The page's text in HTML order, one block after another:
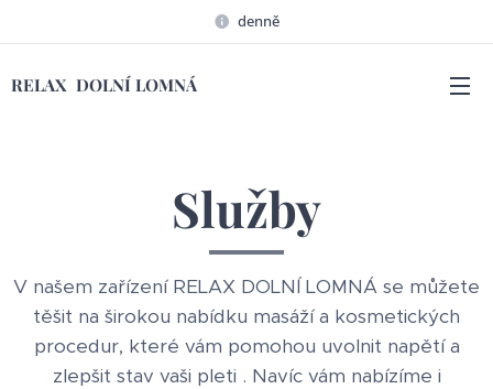
denně
RELAX DOLNÍ LOMNÁ
Služby
V našem zařízení RELAX DOLNÍ LOMNÁ se můžete
těšit na širokou nabídku masáží a kosmetických
procedur, které vám pomohou uvolnit napětí a
zlepšit stav vaši pleti . Navíc vám nabízíme i